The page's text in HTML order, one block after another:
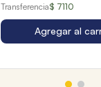
Transferencia$ 7110
Agregar al